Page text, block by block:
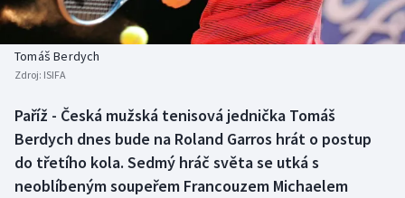
Basketbal
Biatlon
Box
Curling
Historické návraty
Aplikace ČT sport
Tomáš Berdych
Zdroj: ISIFA
Paříž - Česká mužská tenisová jednička Tomáš
Berdych dnes bude na Roland Garros hrát o postup
do třetího kola. Sedmý hráč světa se utká s
neoblíbeným soupeřem Francouzem Michaelem